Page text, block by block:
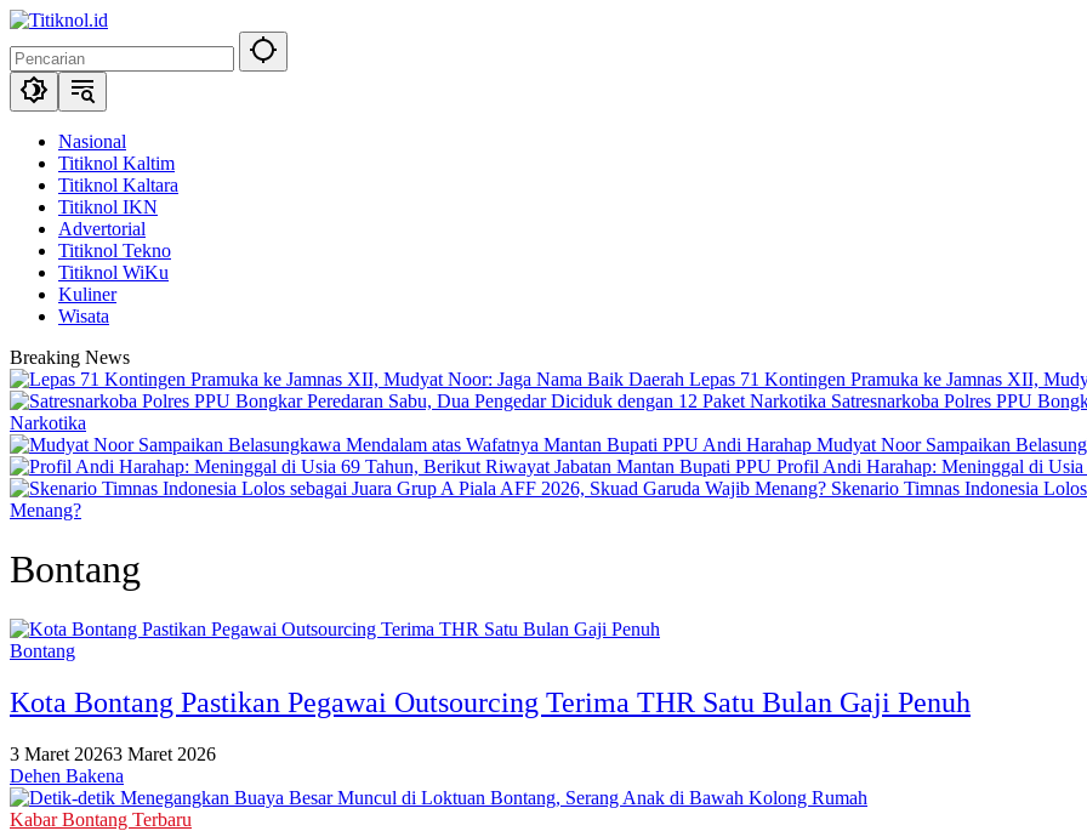
Langsung
konten
Nasional
Titiknol Kaltim
Titiknol Kaltara
Titiknol IKN
Advertorial
Titiknol Tekno
Titiknol WiKu
Kuliner
Wisata
Breaking News
Lepas 71 Kontingen Pramuka ke Jamnas XII,
Satresnarkoba Polres PPU
Narkotika
Mudyat Noor Sampaikan
Profil Andi Harahap: Meninggal di
Skenario Timnas Indonesia
Menang?
Bontang
Bontang
Kota Bontang Pastikan Pegawai Outsourcing Terima THR Satu Bulan Gaji Penuh
3 Maret 20263 Maret 2026
Dehen Bakena
Kabar Bontang Terbaru